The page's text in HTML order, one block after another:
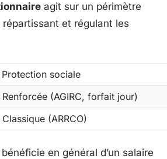
agit sur un périmètre
et régulant les
Protection sociale
Renforcée (AGIRC, forfait jour)
Classique (ARRCO)
en général d’un salaire